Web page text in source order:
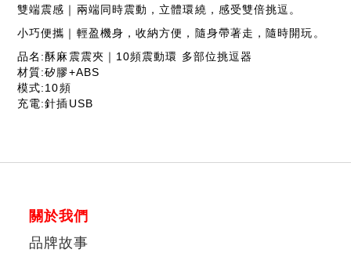
雙端震感｜兩端同時震動，立體環繞，感受雙倍挑逗。
小巧便攜｜輕盈機身，收納方便，隨身帶著走，隨時開玩。
品名:酥麻震震夾｜10頻震動環 多部位挑逗器
材質:矽膠+ABS
模式:10頻
充電:針插USB
關於我們
品牌故事